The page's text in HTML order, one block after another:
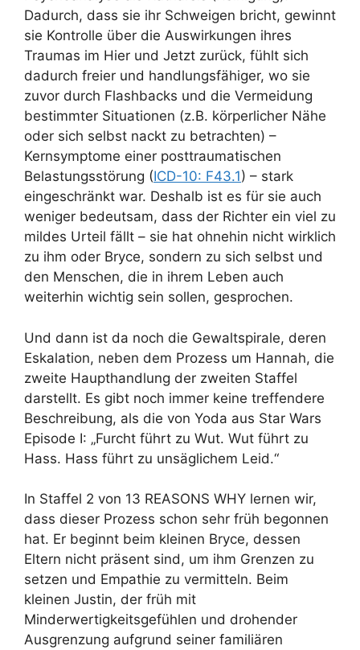
Dadurch, dass sie ihr Schweigen bricht, gewinnt
sie Kontrolle über die Auswirkungen ihres
Traumas im Hier und Jetzt zurück, fühlt sich
dadurch freier und handlungsfähiger, wo sie
zuvor durch Flashbacks und die Vermeidung
bestimmter Situationen (z.B. körperlicher Nähe
oder sich selbst nackt zu betrachten) –
Kernsymptome einer posttraumatischen
Belastungsstörung (ICD-10: F43.1) – stark
eingeschränkt war. Deshalb ist es für sie auch
weniger bedeutsam, dass der Richter ein viel zu
mildes Urteil fällt – sie hat ohnehin nicht wirklich
zu ihm oder Bryce, sondern zu sich selbst und
den Menschen, die in ihrem Leben auch
weiterhin wichtig sein sollen, gesprochen.
Und dann ist da noch die Gewaltspirale, deren
Eskalation, neben dem Prozess um Hannah, die
zweite Haupthandlung der zweiten Staffel
darstellt. Es gibt noch immer keine treffendere
Beschreibung, als die von Yoda aus Star Wars
Episode I: „Furcht führt zu Wut. Wut führt zu
Hass. Hass führt zu unsäglichem Leid.“
In Staffel 2 von 13 REASONS WHY lernen wir,
dass dieser Prozess schon sehr früh begonnen
hat. Er beginnt beim kleinen Bryce, dessen
Eltern nicht präsent sind, um ihm Grenzen zu
setzen und Empathie zu vermitteln. Beim
kleinen Justin, der früh mit
Minderwertigkeitsgefühlen und drohender
Ausgrenzung aufgrund seiner familiären